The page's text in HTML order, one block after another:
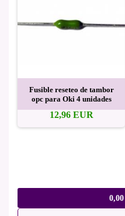
Fusible reseteo de tambor
opc para Oki 4 unidades
12,96 EUR